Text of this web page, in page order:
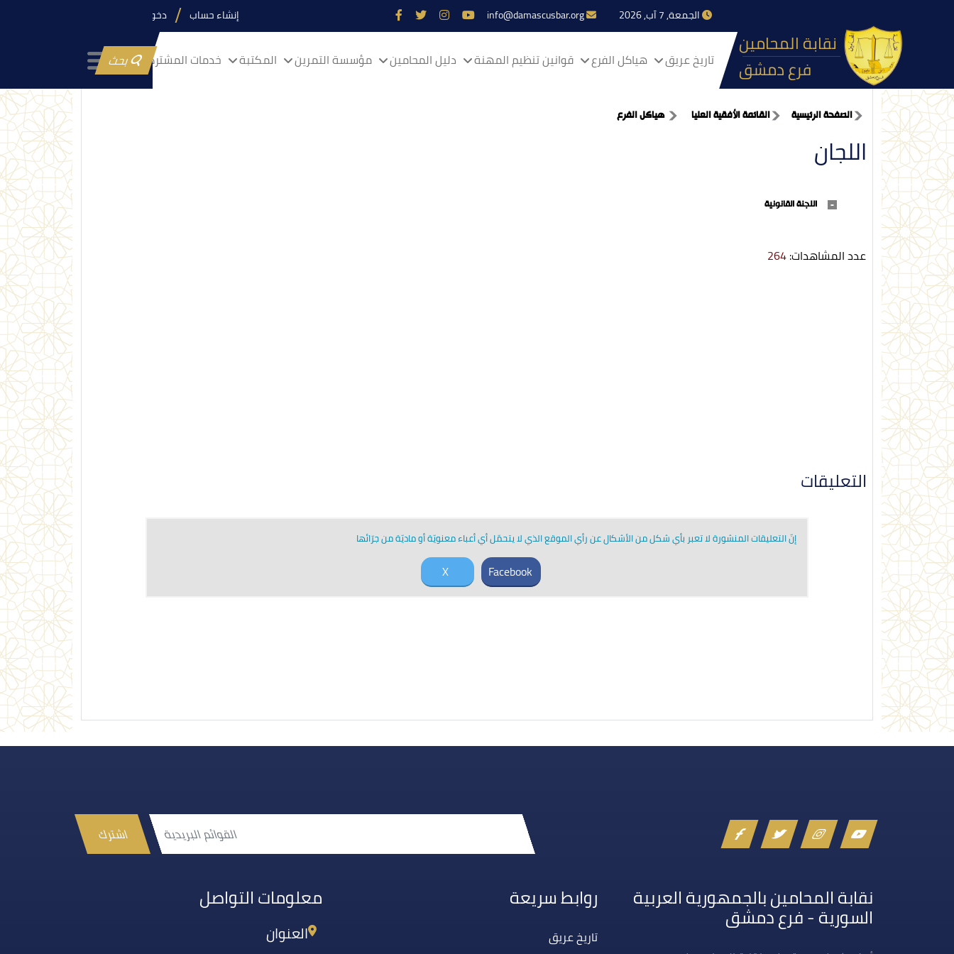
دخول إنشاء حساب info@damascusbar.org الجمعة, 7 آب, 2026
تاريخ عريق هياكل الفرع قوانين تنظيم المهنة دليل المحامين مؤسسة التمرين المكتبة خدمات المشتركينبحث
نقابة المحامين
فرع دمشق
الصفحة الرئيسية القائمة الأفقية العليا هياكل الفرع
اللجان
اللجنة القانونية
عدد المشاهدات:264
التعليقات
إنّ التعليقات المنشورة لا تعبر بأي شكل من الأشكال عن رأي الموقع الذي لا يتحمّل أي أعباء معنويّة أو ماديّة من جرّائها
X Facebook
اشترك
نقابة المحامين بالجمهورية العربية
السورية - فرع دمشق
روابط سريعة
تاريخ عريق
معلومات التواصل
العنوان